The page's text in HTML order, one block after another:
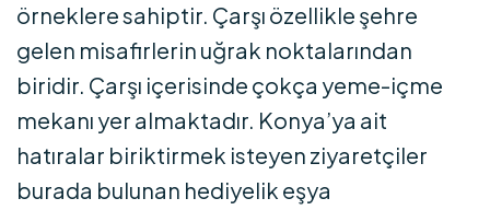
örneklere sahiptir. Çarşı özellikle şehre
gelen misafirlerin uğrak noktalarından
biridir. Çarşı içerisinde çokça yeme-içme
mekanı yer almaktadır. Konya’ya ait
hatıralar biriktirmek isteyen ziyaretçiler
burada bulunan hediyelik eşya